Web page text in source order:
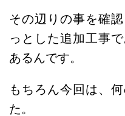
その辺りの事を確
っとした追加工事
あるんです。
もちろん今回は、
た。